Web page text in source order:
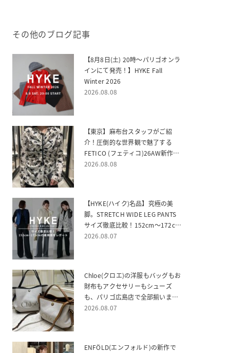
その他のブログ記事
【8月8日(土) 20時～パリゴオンラ
インにて発売！】HYKE Fall
Winter 2026
2026.08.08
【東京】麻布台スタッフがご紹
介！圧倒的な世界観で魅了する
FETICO (フェティコ)26AW新作ご
紹介
2026.08.08
【HYKE(ハイク)名品】究極の美
脚。STRETCH WIDE LEG PANTS
サイズ徹底比較！152cm〜172cm
の着用感をレポート
2026.08.07
Chloe(クロエ)の洋服もバッグもお
財布もアクセサリーもシューズ
も、パリゴ広島店で全部揃いま
す！
2026.08.07
ENFÖLD(エンフォルド)の新作で